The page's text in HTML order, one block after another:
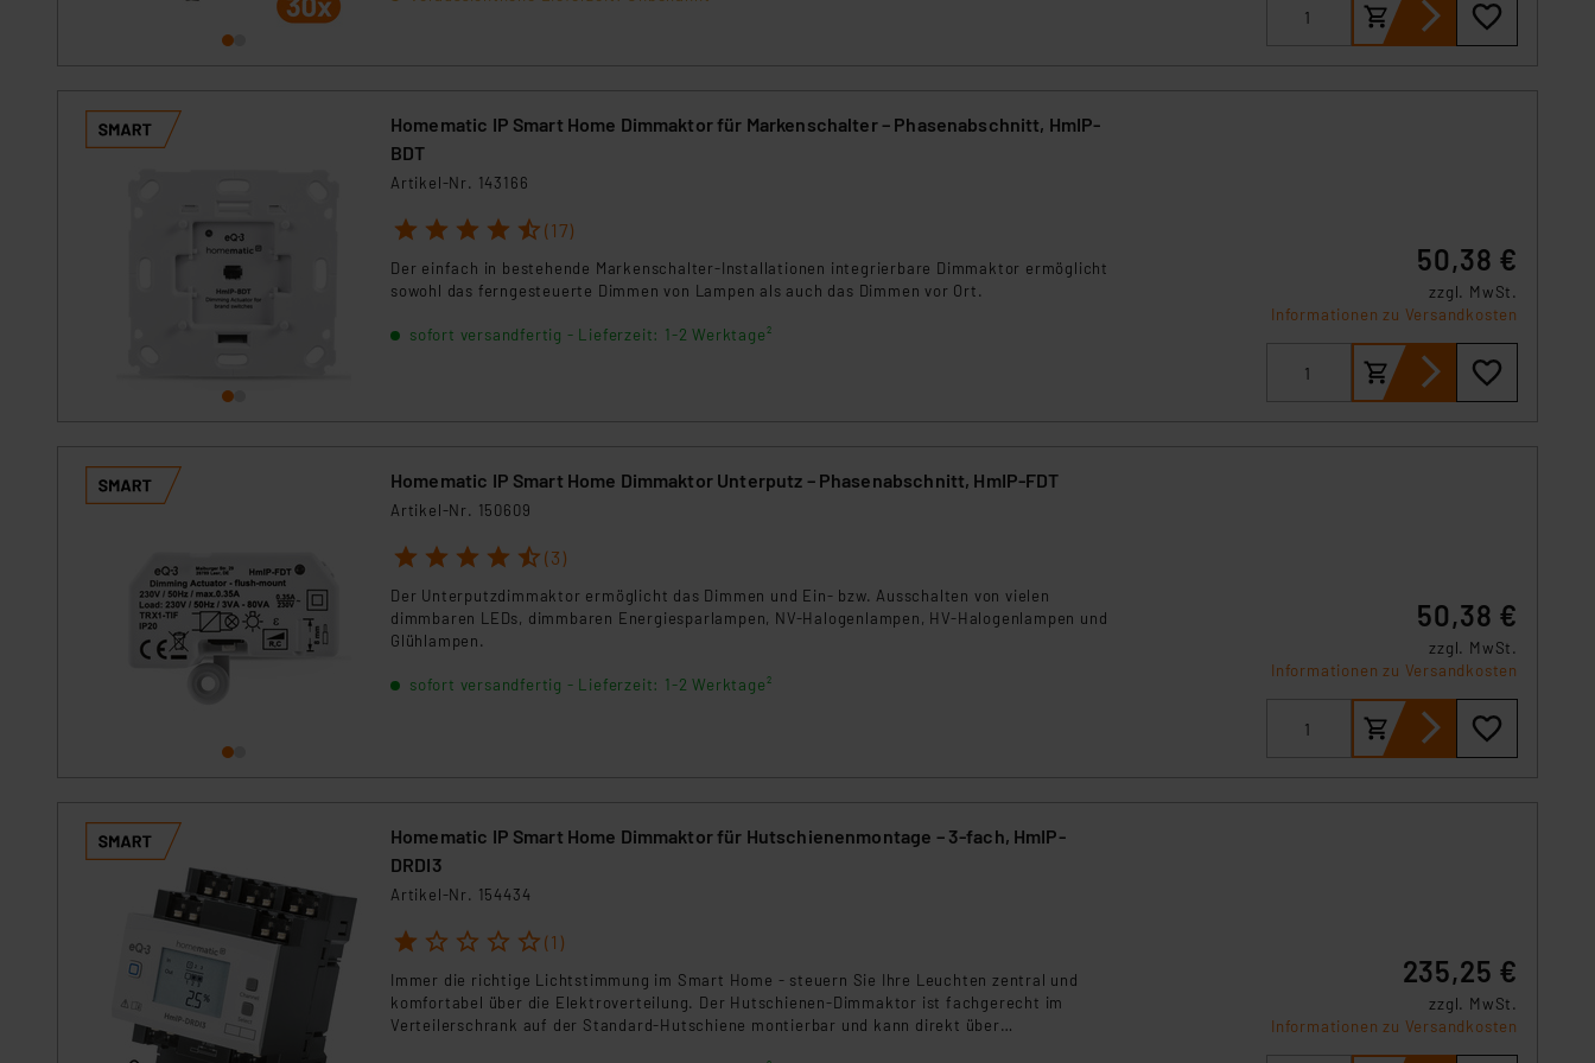
Für die USA besteht kein Angemessenheitsbeschluss der EU. Dies bedeutet, dass die USA als Land mit unzureichendem
Kommission sowie einer eigenen Beurteilung der mit der Datenübermittlung, insbesondere der Art der übermittelten
Daten, verbundenen Risiken.“
Homematic IP Smart Home Dimmaktor für Markenschalter – Phasenabschnitt, HmIP-
BDT
Artikel-Nr. 143166
1 2 3 4 5 (17)
Der einfach in bestehende Markenschalter-Installationen integrierbare Dimmaktor ermöglicht
sowohl das ferngesteuerte Dimmen von Lampen als auch das Dimmen vor Ort.
sofort versandfertig - Lieferzeit: 1-2 Werktage²
50,38 €
zzgl. MwSt.
Informationen zu Versandkosten
Homematic IP Smart Home Dimmaktor Unterputz – Phasenabschnitt, HmIP-FDT
Artikel-Nr. 150609
1 2 3 4 5 (3)
Der Unterputzdimmaktor ermöglicht das Dimmen und Ein- bzw. Ausschalten von vielen
dimmbaren LEDs, dimmbaren Energiesparlampen, NV-Halogenlampen, HV-Halogenlampen und
Glühlampen.
sofort versandfertig - Lieferzeit: 1-2 Werktage²
50,38 €
zzgl. MwSt.
Informationen zu Versandkosten
Homematic IP Smart Home Dimmaktor für Hutschienenmontage – 3-fach, HmIP-
DRDI3
Artikel-Nr. 154434
1 2 3 4 5 (1)
Immer die richtige Lichtstimmung im Smart Home - steuern Sie Ihre Leuchten zentral und
komfortabel über die Elektroverteilung. Der Hutschienen-Dimmaktor ist fachgerecht im
Verteilerschrank auf der Standard-Hutschiene montierbar und kann direkt über
235,25 €
zzgl. MwSt.
Informationen zu Versandkosten